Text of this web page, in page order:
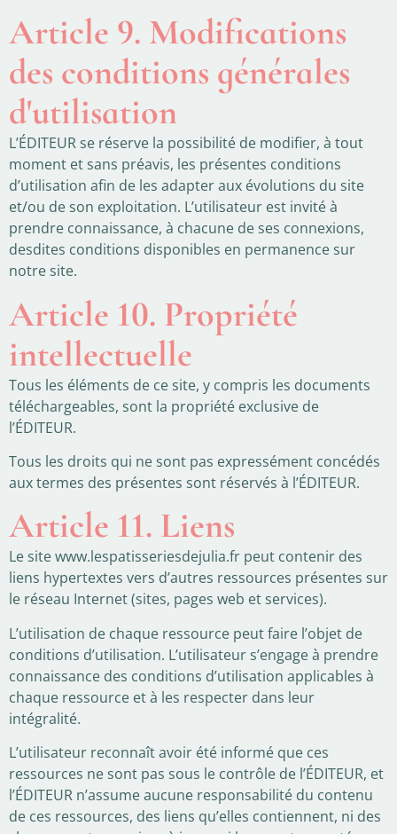
Article 9. Modifications
des conditions générales
d'utilisation
L’ÉDITEUR se réserve la possibilité de modifier, à tout
moment et sans préavis, les présentes conditions
d’utilisation afin de les adapter aux évolutions du site
et/ou de son exploitation. L’utilisateur est invité à
prendre connaissance, à chacune de ses connexions,
desdites conditions disponibles en permanence sur
notre site.
Article 10. Propriété
intellectuelle
Tous les éléments de ce site, y compris les documents
téléchargeables, sont la propriété exclusive de
l’ÉDITEUR.
Tous les droits qui ne sont pas expressément concédés
aux termes des présentes sont réservés à l’ÉDITEUR.
Article 11. Liens
Le site www.lespatisseriesdejulia.fr peut contenir des
liens hypertextes vers d’autres ressources présentes sur
le réseau Internet (sites, pages web et services).
L’utilisation de chaque ressource peut faire l’objet de
conditions d’utilisation. L’utilisateur s’engage à prendre
connaissance des conditions d’utilisation applicables à
chaque ressource et à les respecter dans leur
intégralité.
L’utilisateur reconnaît avoir été informé que ces
ressources ne sont pas sous le contrôle de l’ÉDITEUR, et
l’ÉDITEUR n’assume aucune responsabilité du contenu
de ces ressources, des liens qu’elles contiennent, ni des